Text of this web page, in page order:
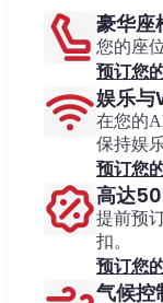
豪华座
您的座
预订您
娱乐
在您的
保持娱乐
预订您
高达
提前预
扣。
预订您
气候控